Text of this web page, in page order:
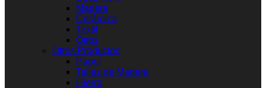
Madera
Cerámica
Textil
Otros
Otros Productos
Papel
Tallas de Madera
Hierro